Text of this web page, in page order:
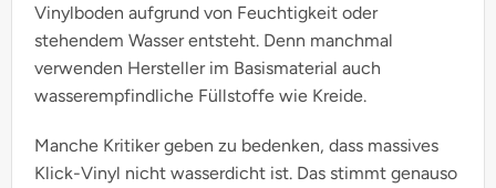
Vinylboden aufgrund von Feuchtigkeit oder
stehendem Wasser entsteht. Denn manchmal
verwenden Hersteller im Basismaterial auch
wasserempfindliche Füllstoffe wie Kreide.
Manche Kritiker geben zu bedenken, dass massives
Klick-Vinyl nicht wasserdicht ist. Das stimmt genauso